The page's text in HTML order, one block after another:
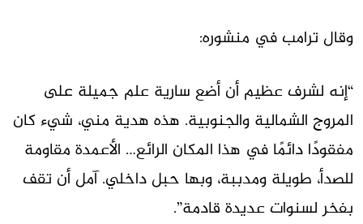
وقال ترامب في منشوره:
“إنه لشرف عظيم أن أضع سارية علم جميلة على
المروج الشمالية والجنوبية. هذه هدية مني، شيء كان
مفقودًا دائمًا في هذا المكان الرائع… الأعمدة مقاومة
للصدأ، طويلة ومدببة، وبها حبل داخلي. آمل أن تقف
بفخر لسنوات عديدة قادمة”.